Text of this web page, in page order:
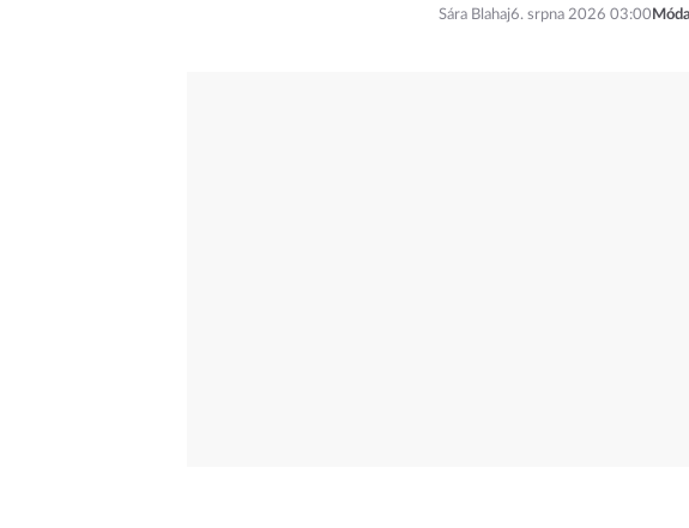
Sára Blahaj6. srpna 2026 03:00 Móda